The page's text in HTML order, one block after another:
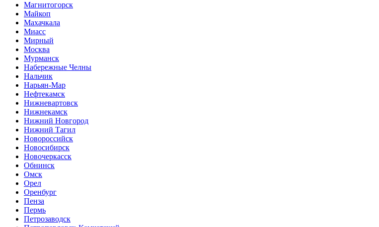
Магнитогорск
Майкоп
Махачкала
Миасс
Мирный
Москва
Мурманск
Набережные Челны
Нальчик
Нарьян-Мар
Нефтекамск
Нижневартовск
Нижнекамск
Нижний Новгород
Нижний Тагил
Новороссийск
Новосибирск
Новочеркасск
Обнинск
Омск
Орел
Оренбург
Пенза
Пермь
Петрозаводск